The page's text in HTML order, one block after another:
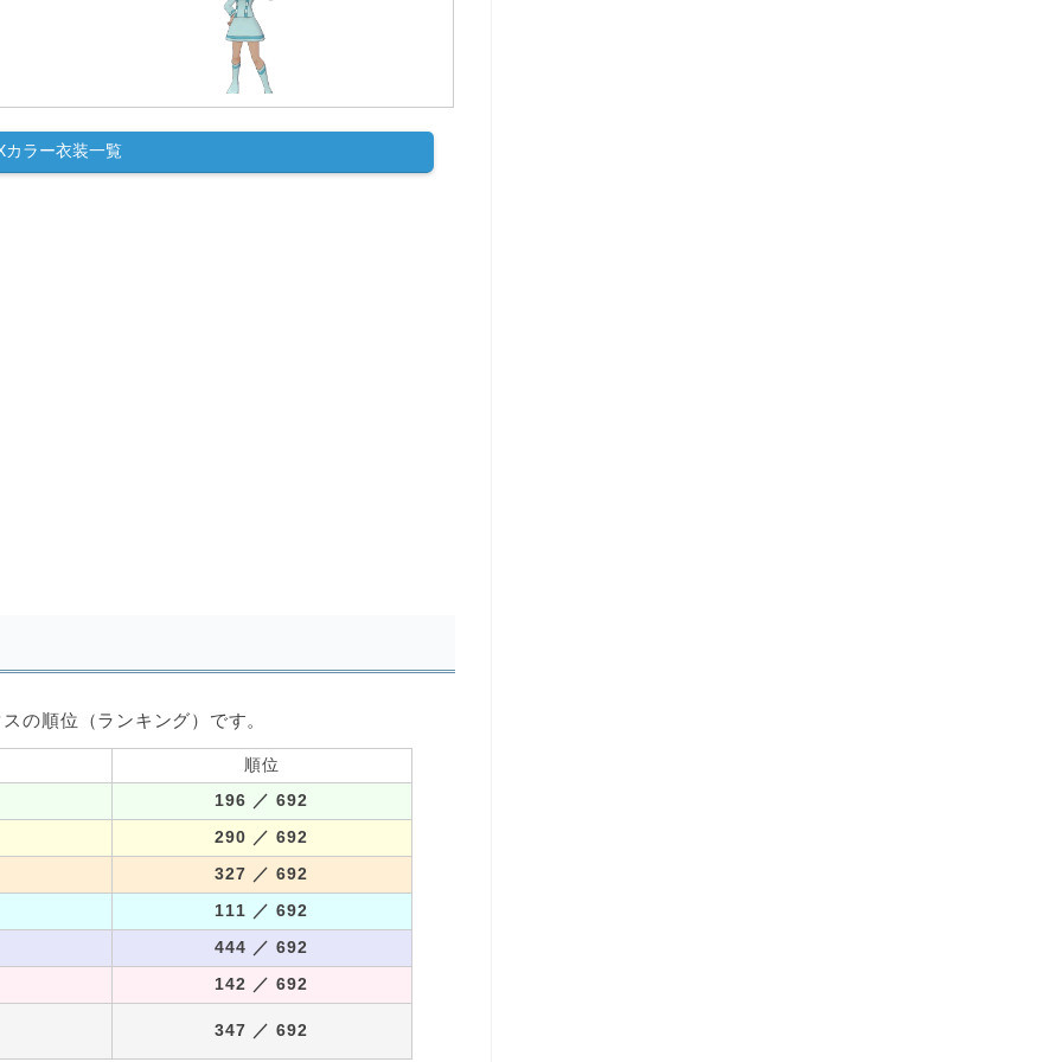
ラー衣装一覧
の順位（ランキング）です。
順位
196 ／ 692
290 ／ 692
327 ／ 692
111 ／ 692
444 ／ 692
142 ／ 692
347 ／ 692